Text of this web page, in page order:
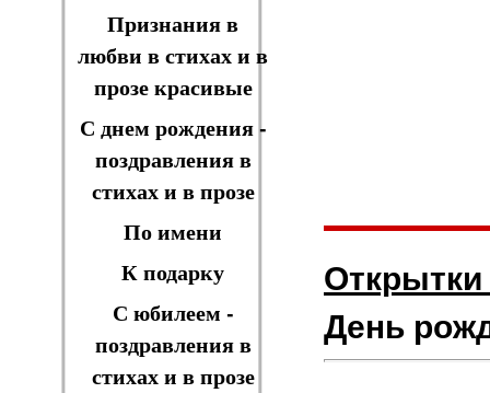
Признания в
любви в стихах и в
прозе красивые
С днем рождения -
поздравления в
стихах и в прозе
По имени
К подарку
С юбилеем -
поздравления в
стихах и в прозе
День